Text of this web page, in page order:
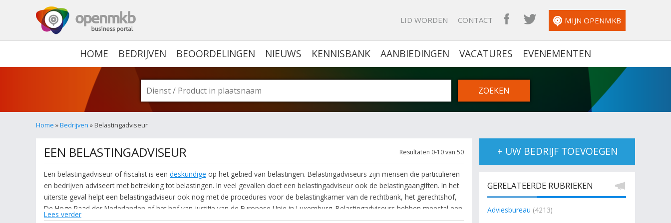
LID WORDEN CONTACT OPENMKB FACEBOOK
OPENMKB TWITTER
MIJN OPENMKB
HOME BEDRIJVEN BEOORDELINGEN NIEUWS KENNISBANK AANBIEDINGEN VACATURES EVENEMENTEN
Home »Bedrijven » Belastingadviseur
Resultaten 0-10 van 50
EEN BELASTINGADVISEUR
Een belastingadviseur of fiscalist is een deskundige op het gebied van belastingen. Belastingadviseurs zijn mensen die particulieren
en bedrijven adviseert met betrekking tot belastingen. In veel gevallen doet een belastingadviseur ook de belastingaangiften. In het
uiterste geval helpt een belastingadviseur ook nog met de procedures voor de belastingkamer van de rechtbank, het gerechtshof,
De Hoge Raad der Nederlanden of het hof van justitie van de Europese Unie in Luxemburg. Belastingadviseurs hebben meestal een
fiscaal-economische of juridische achtergrond en werken veelal samen metaccountantofadvocaten.
Lees verder
+ UW BEDRIJF TOEVOEGEN
GERELATEERDE RUBRIEKEN
Adviesbureau (4213)